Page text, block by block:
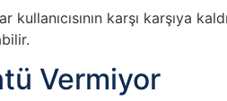
karşı karşıya
Vermiyor